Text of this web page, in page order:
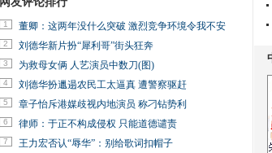
1 董卿：这两年没什么突破 激烈竞争环境令我不安
2 刘德华新片扮“犀利哥”街头狂奔
3 为救母女俩 人艺演员中数刀(图)
4 刘德华扮邋遢农民工太逼真 遭警察驱赶
5 章子怡斥港媒歧视内地演员 称刁钻势利
6 律师：于正不构成侵权 只能道德谴责
7 王力宏否认“辱华”：别给歌词扣帽子